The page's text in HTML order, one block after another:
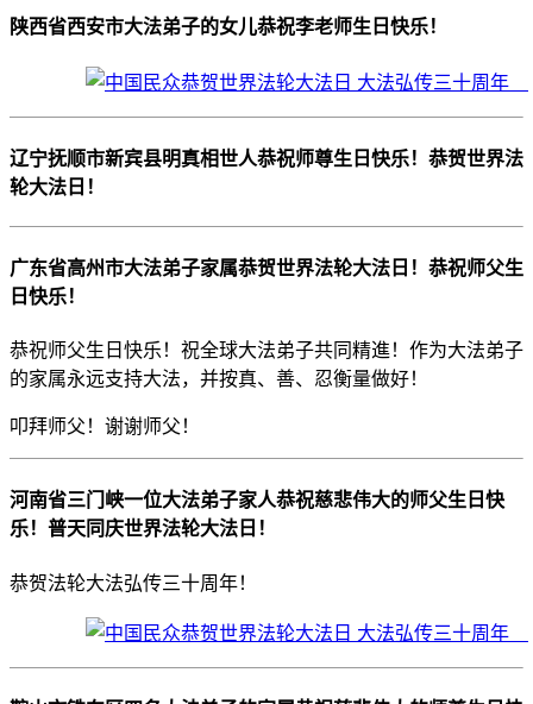
陕西省西安市大法弟子的女儿恭祝李老师生日快乐！
辽宁抚顺市新宾县明真相世人恭祝师尊生日快乐！恭贺世界法
轮大法日！
广东省高州市大法弟子家属恭贺世界法轮大法日！恭祝师父生
日快乐！
恭祝师父生日快乐！祝全球大法弟子共同精進！作为大法弟子
的家属永远支持大法，并按真、善、忍衡量做好！
叩拜师父！谢谢师父！
河南省三门峡一位大法弟子家人恭祝慈悲伟大的师父生日快
乐！普天同庆世界法轮大法日！
恭贺法轮大法弘传三十周年！